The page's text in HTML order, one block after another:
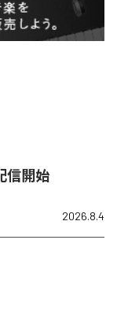
信開始
2026.8.4